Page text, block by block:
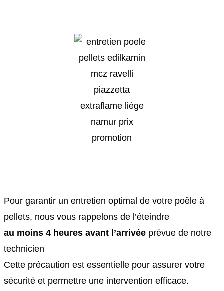
Pour garantir un entretien optimal de votre poêle à
pellets, nous vous rappelons de l’éteindre
au moins 4 heures avant l’arrivée prévue de notre
technicien
Cette précaution est essentielle pour assurer votre
sécurité et permettre une intervention efficace.